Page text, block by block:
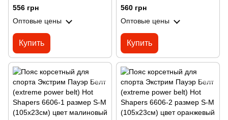
556 грн
Оптовые цены
Купить
560 грн
Оптовые цены
Купить